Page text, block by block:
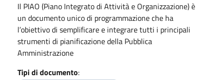
Il PIAO (Piano Integrato di Attività e Organizzazione) è
un documento unico di programmazione che ha
l’obiettivo di semplificare e integrare tutti i principali
strumenti di pianificazione della Pubblica
Amministrazione
Tipi di documento: